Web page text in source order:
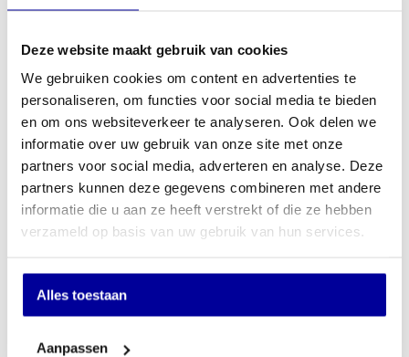
Deze website maakt gebruik van cookies
We gebruiken cookies om content en advertenties te
personaliseren, om functies voor social media te bieden
en om ons websiteverkeer te analyseren. Ook delen we
informatie over uw gebruik van onze site met onze
partners voor social media, adverteren en analyse. Deze
partners kunnen deze gegevens combineren met andere
informatie die u aan ze heeft verstrekt of die ze hebben
verzameld op basis van uw gebruik van hun services.
Alles toestaan
Aanpassen
Voetensteun Desq 60078 3 posities en 0-30 graden
INCL BTW: €64,95
EX BTW: €53,68